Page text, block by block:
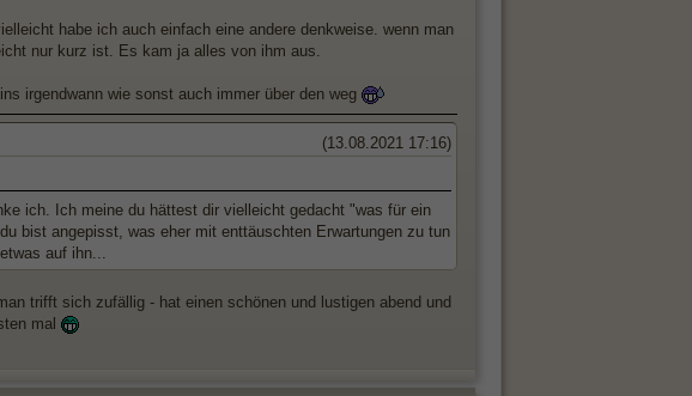
habe ich auch einfach eine andere denkweise. wenn man
nur kurz ist. Es kam ja alles von ihm aus.
irgendwann wie sonst auch immer über den weg
(13.08.2021 17:16)
ich. Ich meine du hättest dir vielleicht gedacht "was für ein
bist angepisst, was eher mit enttäuschten Erwartungen zu tun
auf ihn...
trifft sich zufällig - hat einen schönen und lustigen abend und
mal